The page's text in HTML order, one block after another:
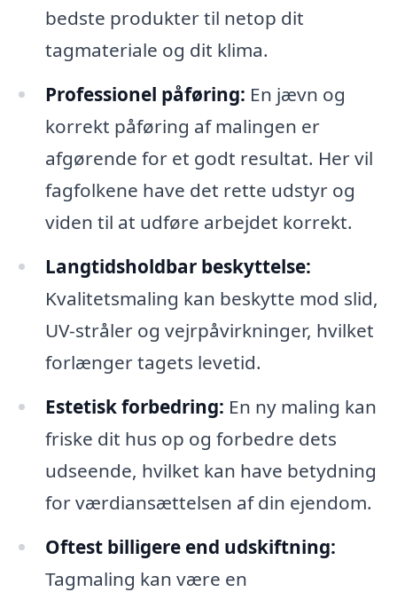
bedste produkter til netop dit
tagmateriale og dit klima.
Professionel påføring: En jævn og
korrekt påføring af malingen er
afgørende for et godt resultat. Her vil
fagfolkene have det rette udstyr og
viden til at udføre arbejdet korrekt.
Langtidsholdbar beskyttelse:
Kvalitetsmaling kan beskytte mod slid,
UV-stråler og vejrpåvirkninger, hvilket
forlænger tagets levetid.
Estetisk forbedring: En ny maling kan
friske dit hus op og forbedre dets
udseende, hvilket kan have betydning
for værdiansættelsen af din ejendom.
Oftest billigere end udskiftning:
Tagmaling kan være en